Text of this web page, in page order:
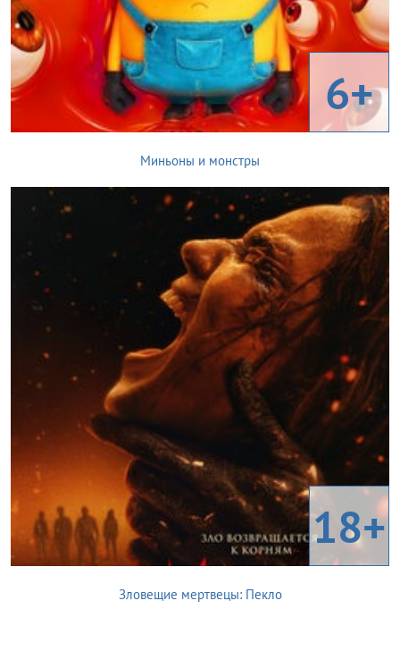
6+
Миньоны и монстры
18+
Зловещие мертвецы: Пекло